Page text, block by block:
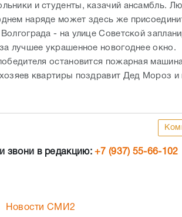
и студенты, казачий ансамбль.
наряде может здесь же
- на улице Советской
лучшее украшенное новогоднее окно.
остановится пожарная
квартиры поздравит Дед Мороз и
звони в редакцию:+7 (937) 55-66-102
Новости СМИ2